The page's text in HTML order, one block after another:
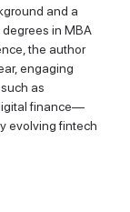
and a
in MBA
the author
engaging
as
finance—
evolving fintech